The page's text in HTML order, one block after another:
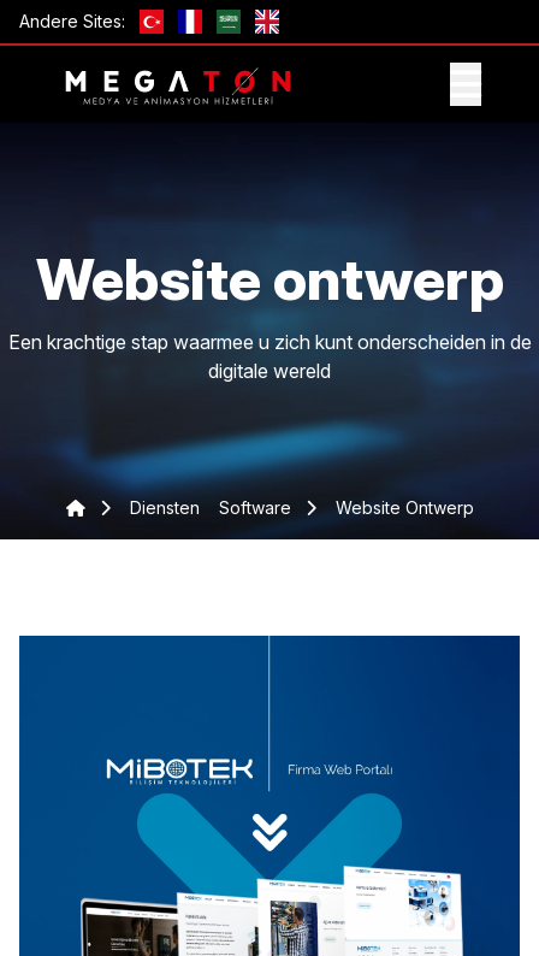
Andere Sites:
Website ontwerp
Een krachtige stap waarmee u zich kunt onderscheiden in de
digitale wereld
Diensten Software Website Ontwerp